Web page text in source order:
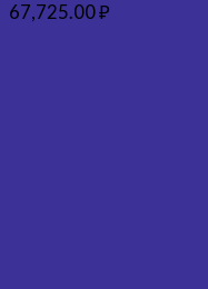
67,725.00₽